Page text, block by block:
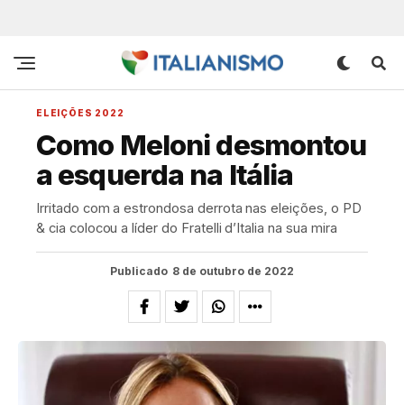
ELEIÇÕES 2022
Como Meloni desmontou
a esquerda na Itália
Irritado com a estrondosa derrota nas eleições, o PD
& cia colocou a líder do Fratelli d’Italia na sua mira
Publicado 8 de outubro de 2022